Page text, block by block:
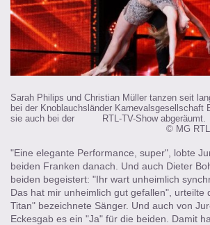
Sarah Philips und Christian Müller tanzen seit
bei der Knoblauchsländer Karnevalsgesellschaft
sie auch bei der RTL-TV-Show abgeräumt.
© MG
"Eine elegante Performance, super", lobte
beiden Franken danach. Und auch Dieter
beiden begeistert: "Ihr wart unheimlich
Das hat mir unheimlich gut gefallen", urteilte
Titan" bezeichnete Sänger. Und auch von
Eckesgab es ein "Ja" für die beiden. Damit